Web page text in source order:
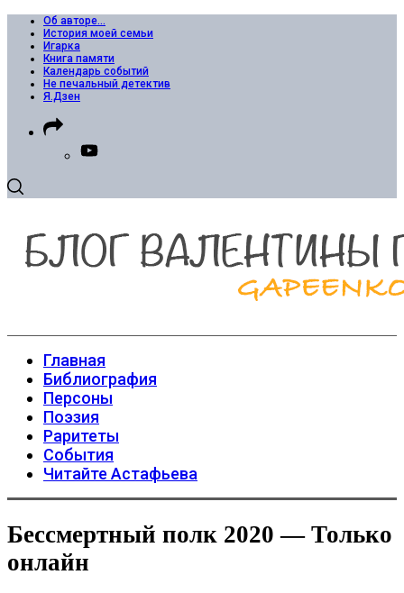
Об авторе…
История моей семьи
Игарка
Книга памяти
Календарь событий
Не печальный детектив
Я.Дзен
Главная
Библиография
Персоны
Поэзия
Раритеты
События
Читайте Астафьева
Бессмертный полк 2020 — Только
онлайн